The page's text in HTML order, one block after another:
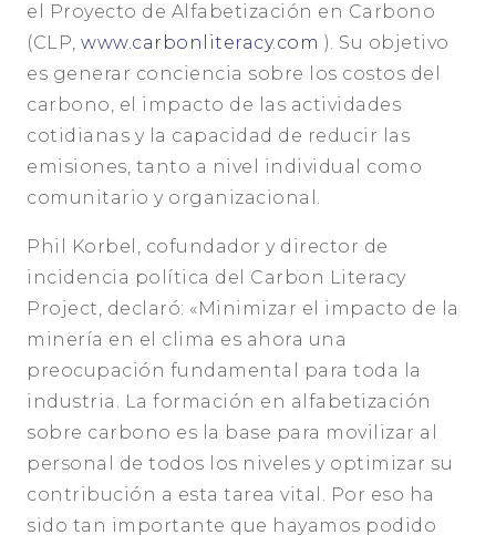
el Proyecto de Alfabetización en Carbono
(CLP, www.carbonliteracy.com ). Su objetivo
es generar conciencia sobre los costos del
carbono, el impacto de las actividades
cotidianas y la capacidad de reducir las
emisiones, tanto a nivel individual como
comunitario y organizacional.
Phil Korbel, cofundador y director de
incidencia política del Carbon Literacy
Project, declaró: «Minimizar el impacto de la
minería en el clima es ahora una
preocupación fundamental para toda la
industria. La formación en alfabetización
sobre carbono es la base para movilizar al
personal de todos los niveles y optimizar su
contribución a esta tarea vital. Por eso ha
sido tan importante que hayamos podido